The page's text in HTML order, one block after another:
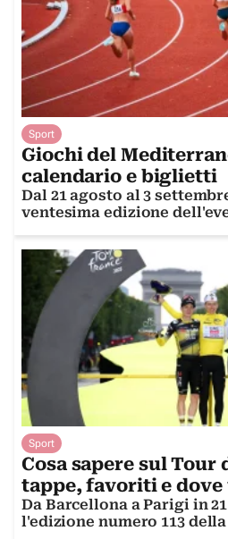
Sport
Giochi del
calendario e biglietti
Dal 21 agosto al 3
ventesima edizione
Sport
Cosa sapere sul Tour
tappe, favoriti e dove
Da Barcellona a Parigi in
l'edizione numero 113